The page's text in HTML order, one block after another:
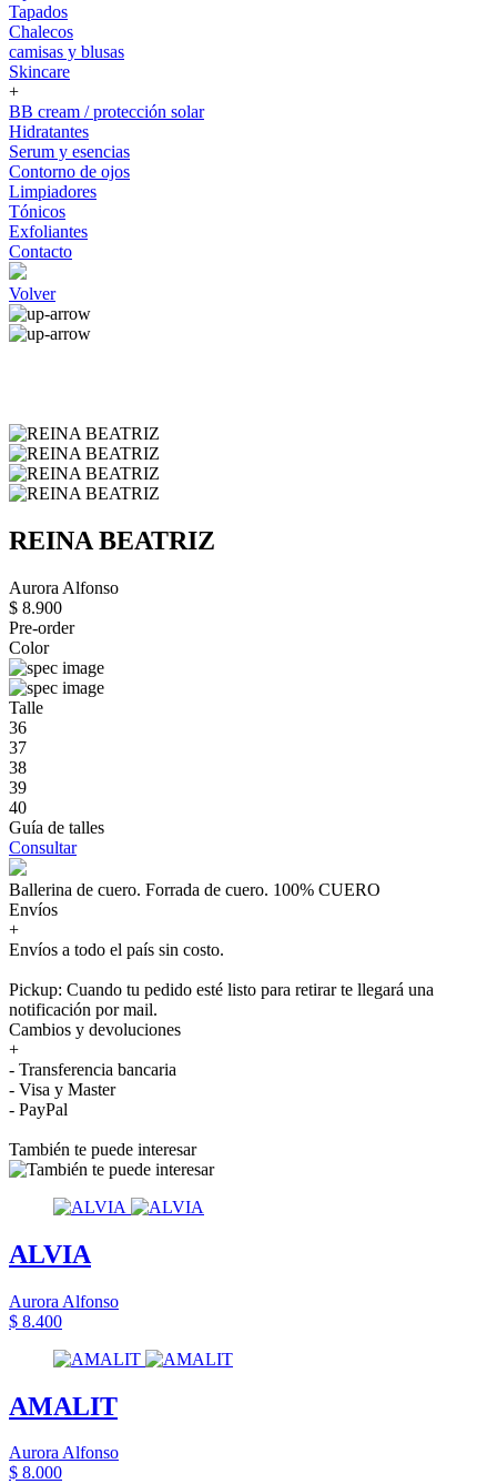
Tapados
Chalecos
camisas y blusas
Skincare
+
BB cream / protección solar
Hidratantes
Serum y esencias
Contorno de ojos
Limpiadores
Tónicos
Exfoliantes
Contacto
Volver
REINA BEATRIZ
Aurora Alfonso
$ 8.900
Pre-order
Color
Talle
36
37
38
39
40
Guía de talles
Consultar
Ballerina de cuero. Forrada de cuero. 100% CUERO
Envíos
+
Envíos a todo el país sin costo.
Pickup: Cuando tu pedido esté listo para retirar te llegará una
notificación por mail.
Cambios y devoluciones
+
- Transferencia bancaria
- Visa y Master
- PayPal
También te puede interesar
ALVIA
Aurora Alfonso
$ 8.400
AMALIT
Aurora Alfonso
$ 8.000